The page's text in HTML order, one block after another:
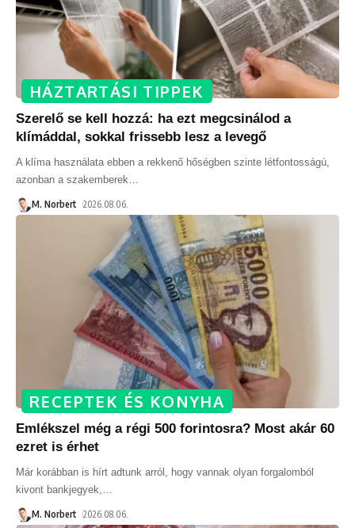
HÁZTARTÁSI TIPPEK
Szerelő se kell hozzá: ha ezt megcsinálod a
klímáddal, sokkal frissebb lesz a levegő
A klíma használata ebben a rekkenő hőségben szinte létfontosságú,
azonban a szakemberek
M. Norbert 2026.08.06.
RECEPTEK ÉS KONYHA
Emlékszel még a régi 500 forintosra? Most akár 60
ezret is érhet
Már korábban is hírt adtunk arról, hogy vannak olyan forgalomból
kivont bankjegyek,…
M. Norbert 2026.08.06.